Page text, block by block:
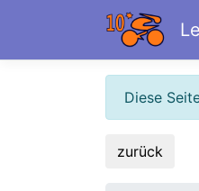
Diese
zurück